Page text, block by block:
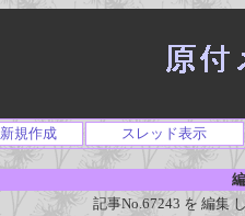
新規作成 スレッド表示
記事No.67243 を 編集